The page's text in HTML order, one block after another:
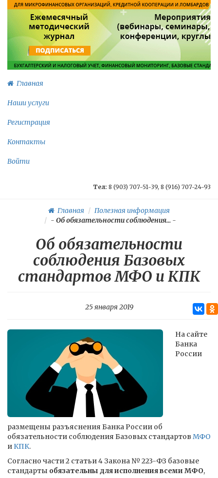
Главная
Наши услуги
Регистрация
Контакты
Войти
Тел: 8 (903) 707-51-39, 8 (916) 707-24-93
Главная
Полезная информация
- Об обязательности соблюдения... -
Об обязательности
соблюдения Базовых
стандартов МФО и КПК
25 января 2019
На сайте
Банка
России
размещены разъяснения Банка России об
обязательности соблюдения Базовых стандартов МФО
и КПК.
Согласно части 2 статьи 4 Закона № 223-ФЗ базовые
стандарты обязательны для исполнения всеми МФО,